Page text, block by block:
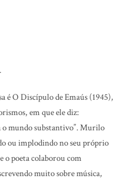
O Discípulo de Emaús (1945),
em que ele diz:
o mundo substantivo”. Murilo
ou implodindo no seu próprio
o poeta colaborou com
muito sobre música,